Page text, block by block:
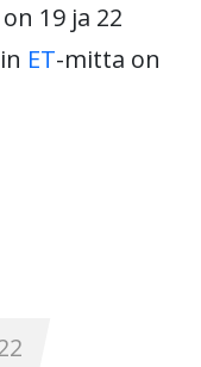
19 ja 22
ET-mitta on